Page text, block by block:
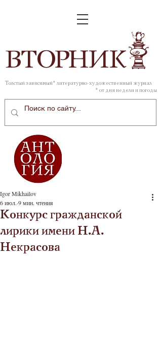
ВТОРНИК
Толстый зависимый* литературно-художественный журнал
* от дня недели и погоды
Конкурс гражданской
лирики имени Н.А.
Некрасова
Igor Mikhailov
6 июл. 9 мин. чтения